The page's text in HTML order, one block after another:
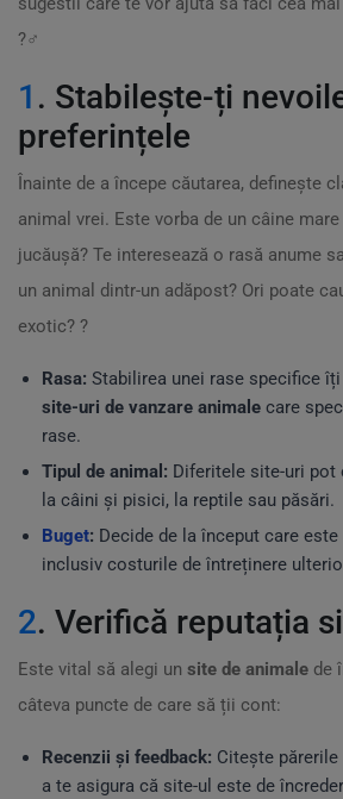
?️‍♂️
1 . Stabilește-ți
preferințele
Înainte de a începe căutarea, definește
animal vrei. Este vorba de un câine
jucăușă? Te interesează o rasă anume
un animal dintr-un adăpost? Ori poate
exotic? ?
Rasa: Stabilirea unei rase specifice
site-uri de vanzare animale care
rase.
Tipul de animal: Diferitele site-uri pot
la câini și pisici, la reptile sau păsări.
Buget: Decide de la început care
inclusiv costurile de întreținere
2. Verifică reputația
Este vital să alegi un site de animale de
câteva puncte de care să ții cont:
Recenzii și feedback: Citește
a te asigura că site-ul este de